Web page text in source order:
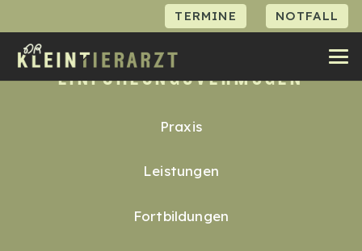
TERMINE NOTFALL
kompetenz, vertrauen &
einfühlungsvermögen
Praxis
Leistungen
Fortbildungen